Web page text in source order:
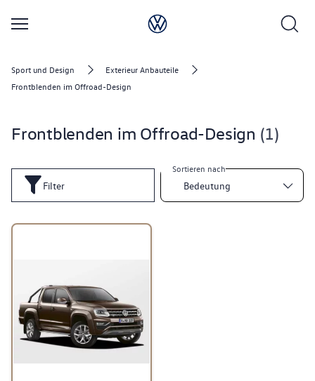
Sport und Design
Exterieur Anbauteile
Frontblenden im Offroad-Design
Frontblenden im Offroad-Design 1
Filter
Sortieren nach
Bedeutung